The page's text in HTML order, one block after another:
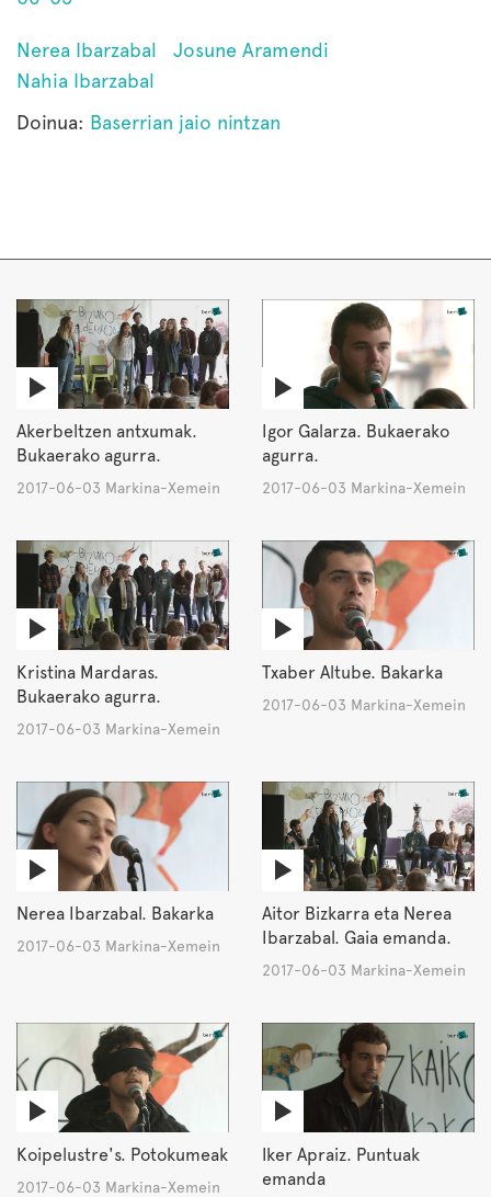
Nerea Ibarzabal
Josune Aramendi
Nahia Ibarzabal
Doinua: Baserrian jaio nintzan
Akerbeltzen antxumak.
Bukaerako agurra.
2017-06-03 Markina-Xemein
Igor Galarza. Bukaerako
agurra.
2017-06-03 Markina-Xemein
Kristina Mardaras.
Bukaerako agurra.
2017-06-03 Markina-Xemein
Txaber Altube. Bakarka
2017-06-03 Markina-Xemein
Nerea Ibarzabal. Bakarka
2017-06-03 Markina-Xemein
Aitor Bizkarra eta Nerea
Ibarzabal. Gaia emanda.
2017-06-03 Markina-Xemein
Koipelustre's. Potokumeak
2017-06-03 Markina-Xemein
Iker Apraiz. Puntuak
emanda